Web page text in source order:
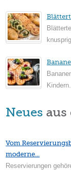
Neues aus
Vom
moderne...
Reservierungen